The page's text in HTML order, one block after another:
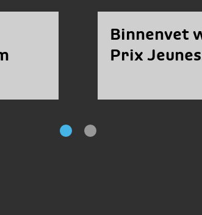
Binnenvet
Prix